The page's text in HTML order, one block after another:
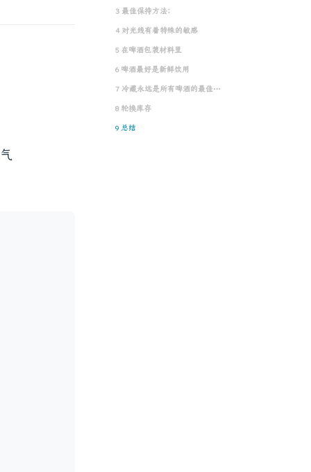
3 最佳保持方法：
4 对光线有着特殊的敏感
5 在啤酒包装材料里
6 啤酒最好是新鲜饮用
7 冷藏永远是所有啤酒的最佳储存方式
8 轮换库存
9 总结